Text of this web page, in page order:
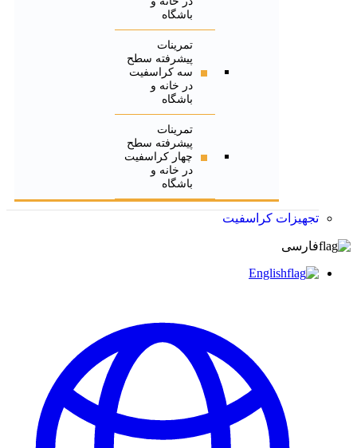
باشگاه
تمرینات
پیشرفته سطح
سه کراسفیت
در خانه و
باشگاه
تمرینات
پیشرفته سطح
چهار کراسفیت
در خانه و
باشگاه
تجهیزات کراسفیت
فارسی
English